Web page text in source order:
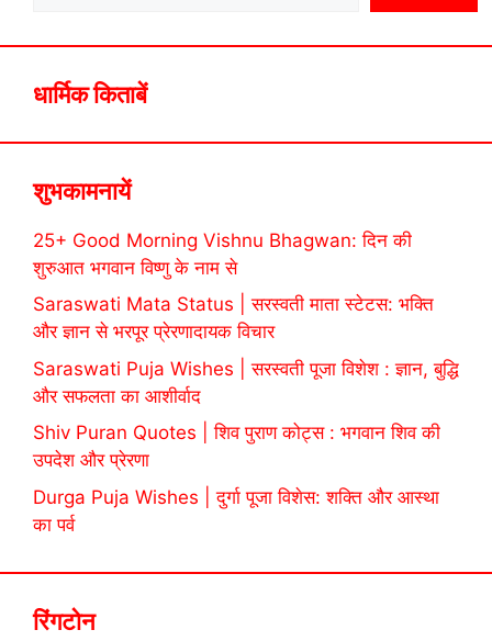
धार्मिक किताबें
शुभकामनायें
25+ Good Morning Vishnu Bhagwan: दिन की
शुरुआत भगवान विष्णु के नाम से
Saraswati Mata Status | सरस्वती माता स्टेटस: भक्ति
और ज्ञान से भरपूर प्रेरणादायक विचार
Saraswati Puja Wishes | सरस्वती पूजा विशेश : ज्ञान, बुद्धि
और सफलता का आशीर्वाद
Shiv Puran Quotes | शिव पुराण कोट्स : भगवान शिव की
उपदेश और प्रेरणा
Durga Puja Wishes | दुर्गा पूजा विशेस: शक्ति और आस्था
का पर्व
रिंगटोन